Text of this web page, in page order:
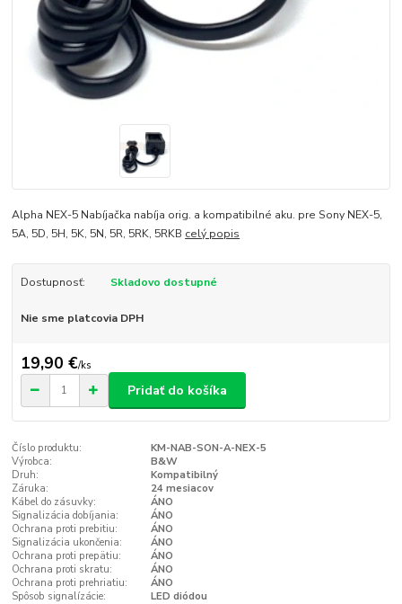
Alpha NEX-5 Nabíjačka nabíja orig. a kompatibilné aku. pre Sony NEX-5,
5A, 5D, 5H, 5K, 5N, 5R, 5RK, 5RKB celý popis
Dostupnosť: Skladovo dostupné
Nie sme platcovia DPH
19,90 €/ks
Pridať do košíka
Číslo produktu:
KM-NAB-SON-A-NEX-5
Výrobca:
B&W
Druh:
Kompatibilný
Záruka:
24 mesiacov
Kábel do zásuvky:
ÁNO
Signalizácia dobíjania:
ÁNO
Ochrana proti prebitiu:
ÁNO
Signalizácia ukončenia:
ÁNO
Ochrana proti prepätiu:
ÁNO
Ochrana proti skratu:
ÁNO
Ochrana proti prehriatiu:
ÁNO
Spôsob signalízácie:
LED diódou